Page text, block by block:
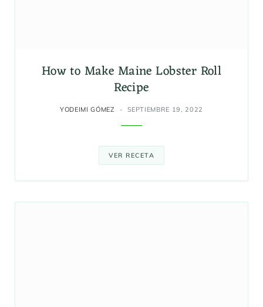
How to Make Maine Lobster Roll
Recipe
YODEIMI GÓMEZ SEPTIEMBRE 19, 2022
VER RECETA